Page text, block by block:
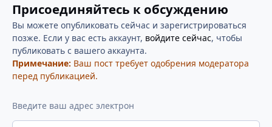
Присоединяйтесь к обсуждению
Вы можете опубликовать сейчас и зарегистрироваться
позже. Если у вас есть аккаунт, войдите сейчас, чтобы
публиковать с вашего аккаунта.
Примечание: Ваш пост требует одобрения модератора
перед публикацией.